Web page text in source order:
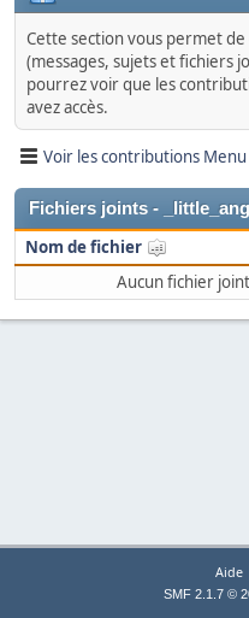
Cette section vous permet
(messages, sujets et fichiers
pourrez voir que les
avez accès.
Voir les contributions Menu
Fichiers joints -
Nom de fichier
Aucun fichier
Aide
SMF 2.1.7 ©